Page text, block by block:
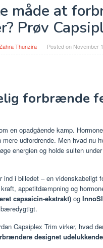
måde at
Prøv
Thunzira Posted on November
forbrænde
en opadgående kamp.
udfordrende. Men hvad nu
energien og holde sulten
ind i billedet – en videnskabeligt
appetitdæmpning og
capsaicin-ekstrakt) og
Capsiplex Trim virker, hvad
designet